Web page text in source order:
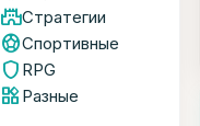
castleСтратегии
sports_soccerСпортивные
shield RPG
widgetsРазные